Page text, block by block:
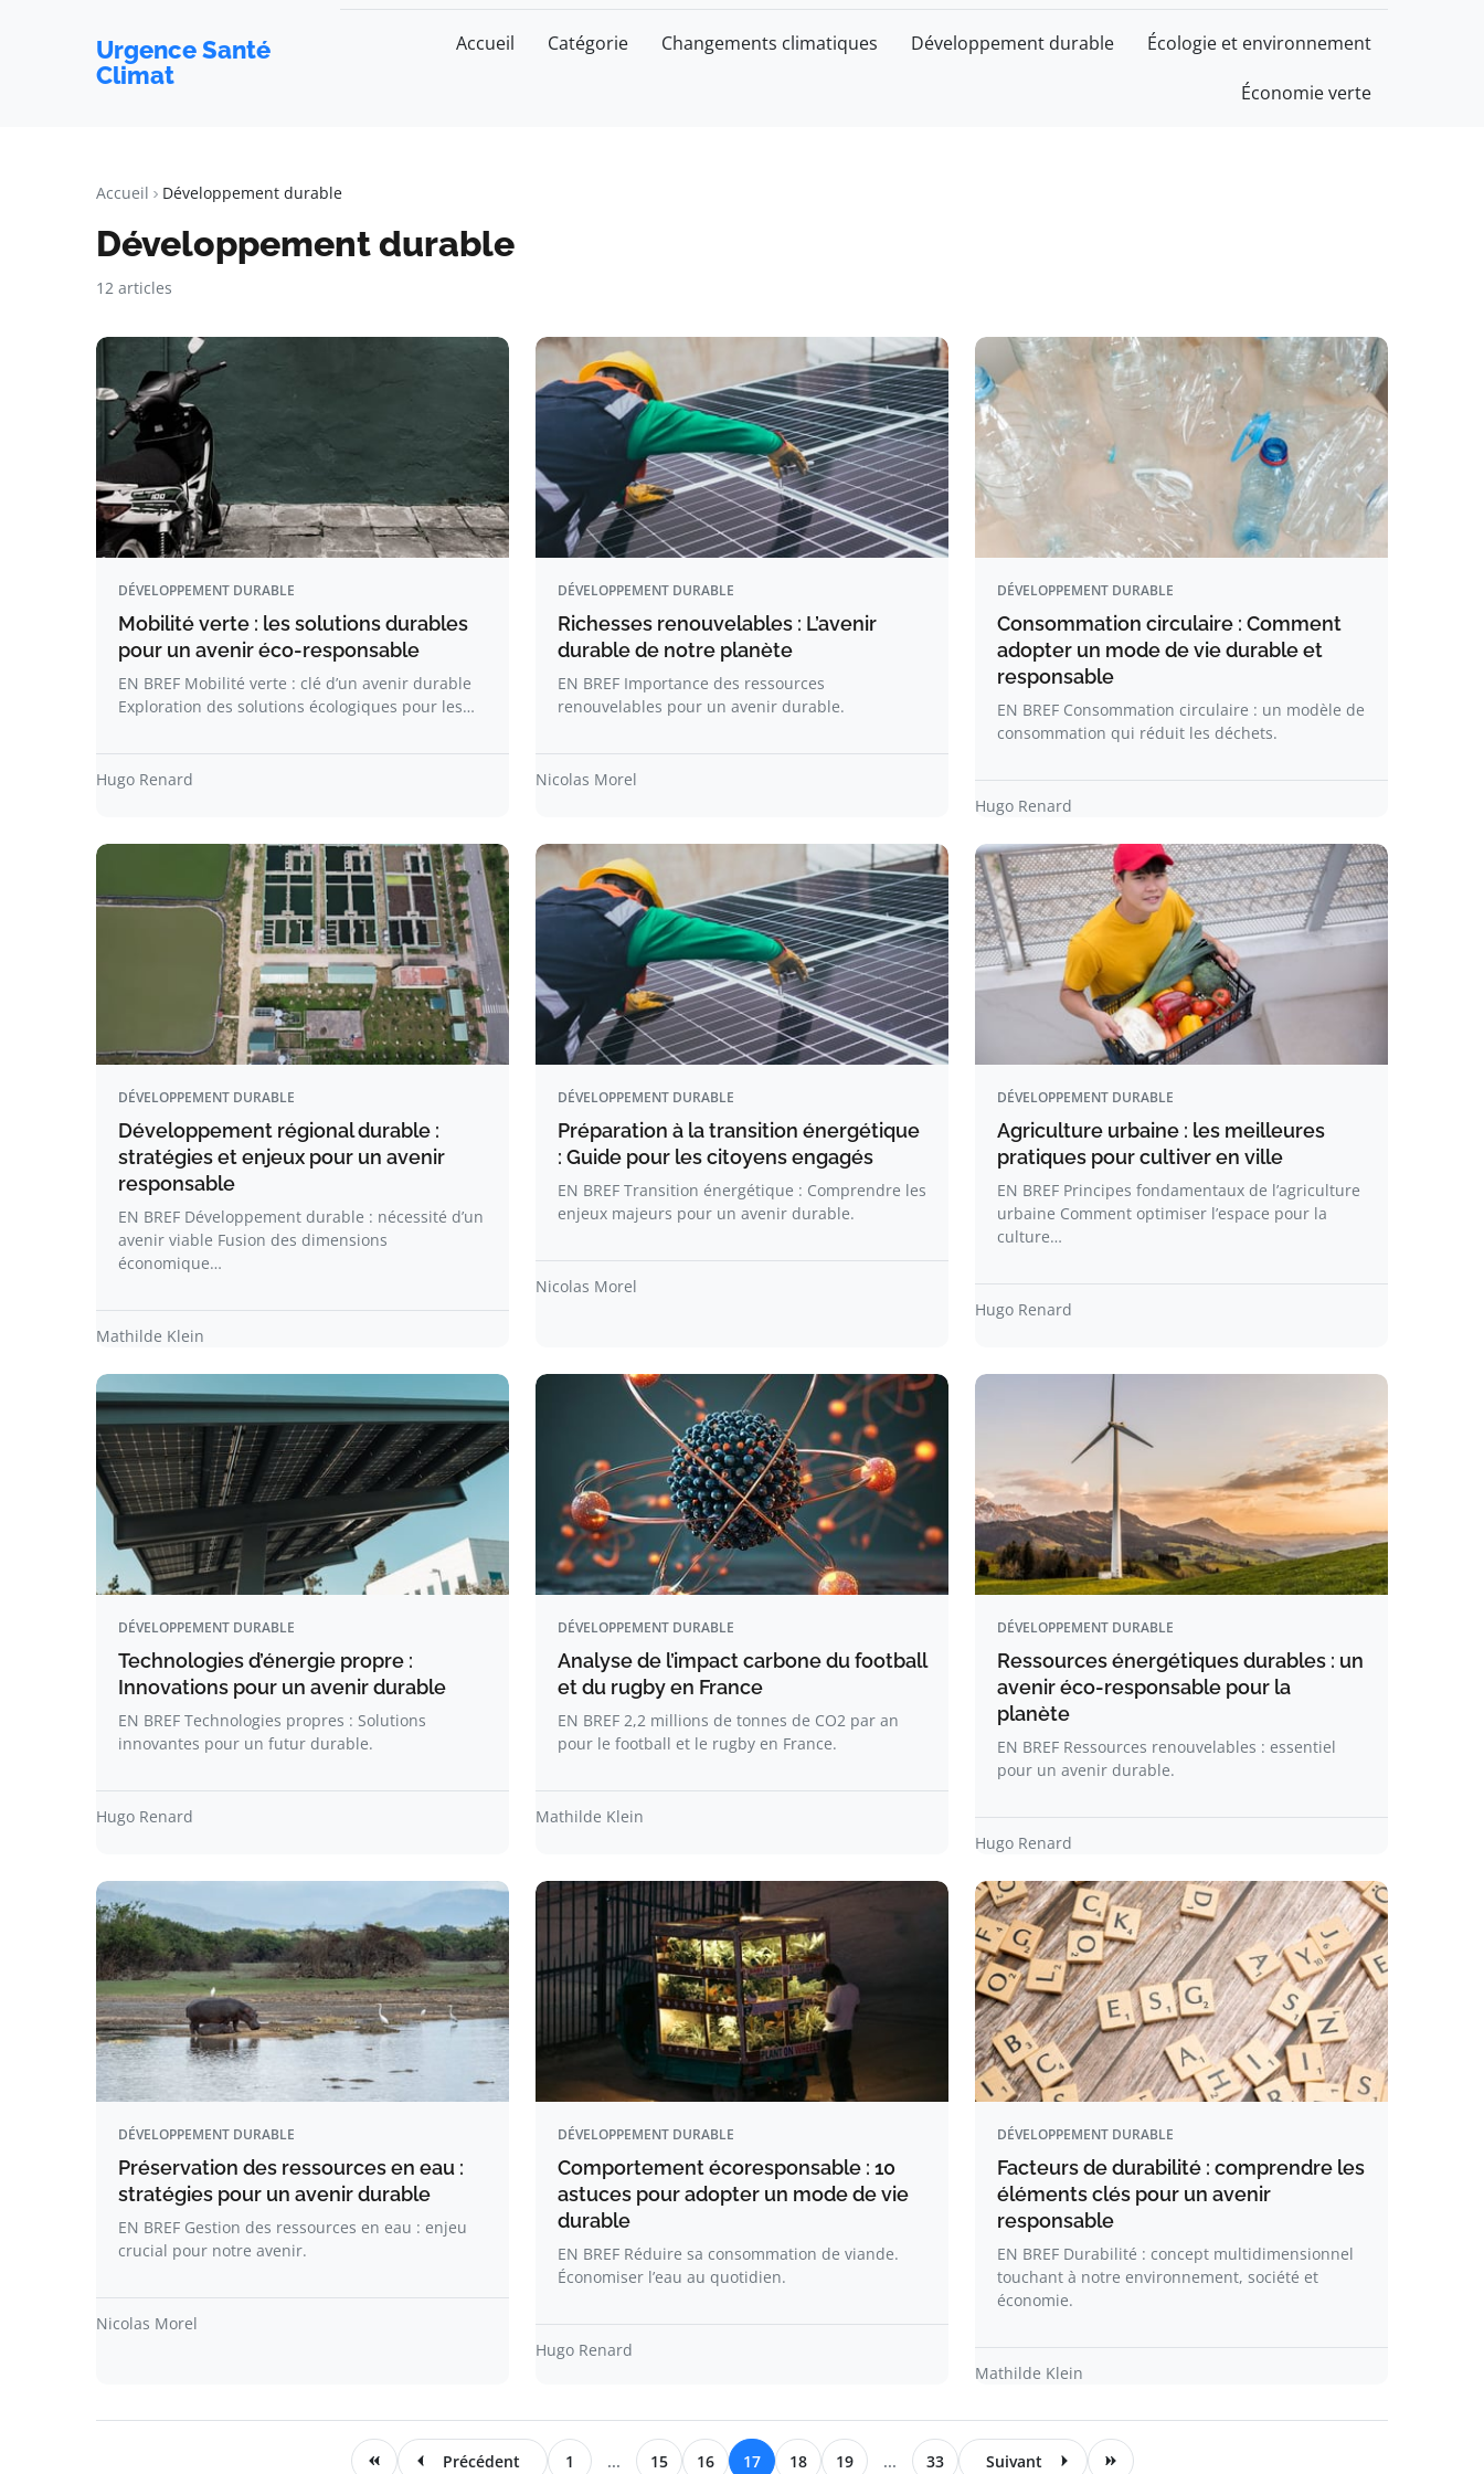
Urgence Santé
Climat
Accueil Catégorie Changements climatiques Développement durable Écologie et environnement
Économie verte
Accueil Développement durable
Développement durable
12 articles
DÉVELOPPEMENT DURABLE
Mobilité verte : les solutions durables
pour un avenir éco-responsable
EN BREF Mobilité verte : clé d’un avenir durable
Exploration des solutions écologiques pour les…
Hugo Renard
DÉVELOPPEMENT DURABLE
Richesses renouvelables : L’avenir
durable de notre planète
EN BREF Importance des ressources
renouvelables pour un avenir durable.
Nicolas Morel
DÉVELOPPEMENT DURABLE
Consommation circulaire : Comment
adopter un mode de vie durable et
responsable
EN BREF Consommation circulaire : un modèle de
consommation qui réduit les déchets.
Hugo Renard
DÉVELOPPEMENT DURABLE
Développement régional durable :
stratégies et enjeux pour un avenir
responsable
EN BREF Développement durable : nécessité d’un
avenir viable Fusion des dimensions
économique…
Mathilde Klein
DÉVELOPPEMENT DURABLE
Préparation à la transition énergétique
: Guide pour les citoyens engagés
EN BREF Transition énergétique : Comprendre les
enjeux majeurs pour un avenir durable.
Nicolas Morel
DÉVELOPPEMENT DURABLE
Agriculture urbaine : les meilleures
pratiques pour cultiver en ville
EN BREF Principes fondamentaux de l’agriculture
urbaine Comment optimiser l’espace pour la
culture…
Hugo Renard
DÉVELOPPEMENT DURABLE
Technologies d’énergie propre :
Innovations pour un avenir durable
EN BREF Technologies propres : Solutions
innovantes pour un futur durable.
Hugo Renard
DÉVELOPPEMENT DURABLE
Analyse de l’impact carbone du football
et du rugby en France
EN BREF 2,2 millions de tonnes de CO2 par an
pour le football et le rugby en France.
Mathilde Klein
DÉVELOPPEMENT DURABLE
Ressources énergétiques durables : un
avenir éco-responsable pour la
planète
EN BREF Ressources renouvelables : essentiel
pour un avenir durable.
Hugo Renard
DÉVELOPPEMENT DURABLE
Préservation des ressources en eau :
stratégies pour un avenir durable
EN BREF Gestion des ressources en eau : enjeu
crucial pour notre avenir.
Nicolas Morel
DÉVELOPPEMENT DURABLE
Comportement écoresponsable : 10
astuces pour adopter un mode de vie
durable
EN BREF Réduire sa consommation de viande.
Économiser l’eau au quotidien.
Hugo Renard
DÉVELOPPEMENT DURABLE
Facteurs de durabilité : comprendre les
éléments clés pour un avenir
responsable
EN BREF Durabilité : concept multidimensionnel
touchant à notre environnement, société et
économie.
Mathilde Klein
Précédent 1 ... 15 16 17 18 19 ... 33 Suivant